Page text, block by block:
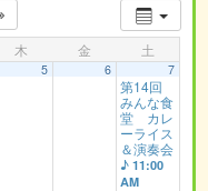
木 金 土
5 6 7
第14回
みんな食
堂 カレ
ーライス
＆演奏会
♪11:00
AM